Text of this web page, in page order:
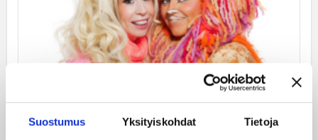
Suostumus Yksityiskohdat Tietoja